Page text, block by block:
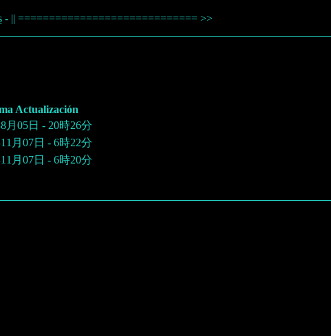
- || ============================= >>
Actualización
月05日 - 20時26分
月07日 - 6時22分
月07日 - 6時20分